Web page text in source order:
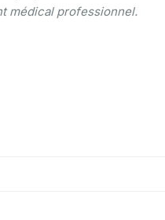
médical professionnel.